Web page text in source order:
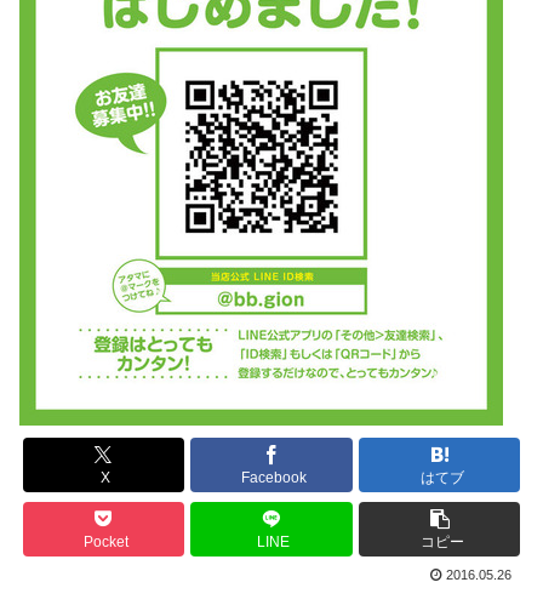
X Facebook はてブ
Pocket LINE コピー
2016.05.26